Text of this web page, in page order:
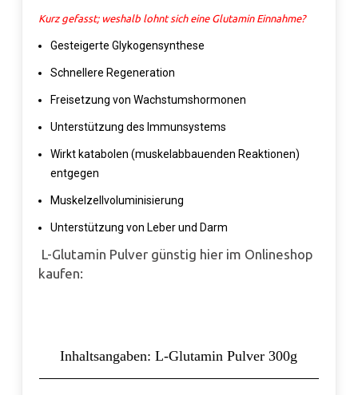
Kurz gefasst; weshalb lohnt sich eine Glutamin Einnahme?
Gesteigerte Glykogensynthese
Schnellere Regeneration
Freisetzung von Wachstumshormonen
Unterstützung des Immunsystems
Wirkt katabolen (muskelabbauenden Reaktionen)
entgegen
Muskelzellvoluminisierung
Unterstützung von Leber und Darm
L-Glutamin Pulver günstig hier im Onlineshop
kaufen:
Inhaltsangaben: L-Glutamin Pulver 300g